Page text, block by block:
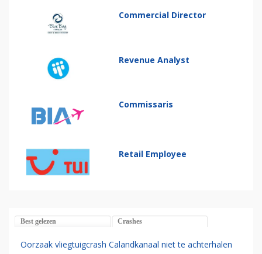
Commercial Director
Revenue Analyst
Commissaris
Retail Employee
Best gelezen Crashes
Oorzaak vliegtuigcrash Calandkanaal niet te achterhalen